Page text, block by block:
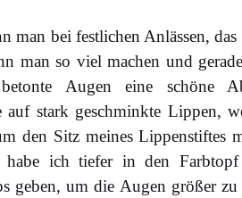
man bei festlichen Anlässen,
man so viel machen und
Augen eine schöne
auf stark geschminkte Lippen,
den Sitz meines Lippenstiftes
habe ich tiefer in den
geben, um die Augen größer